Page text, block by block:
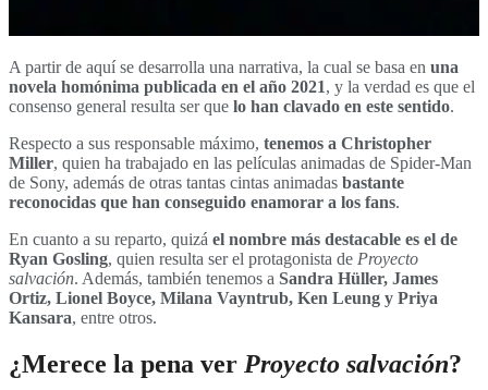
A partir de aquí se desarrolla una narrativa, la cual se basa en una
novela homónima publicada en el año 2021, y la verdad es que el
consenso general resulta ser que lo han clavado en este sentido.
Respecto a sus responsable máximo, tenemos a Christopher
Miller, quien ha trabajado en las películas animadas de Spider-Man
de Sony, además de otras tantas cintas animadas bastante
reconocidas que han conseguido enamorar a los fans.
En cuanto a su reparto, quizá el nombre más destacable es el de
Ryan Gosling, quien resulta ser el protagonista de Proyecto
salvación. Además, también tenemos a Sandra Hüller, James
Ortiz, Lionel Boyce, Milana Vayntrub, Ken Leung y Priya
Kansara, entre otros.
¿Merece la pena ver Proyecto salvación?